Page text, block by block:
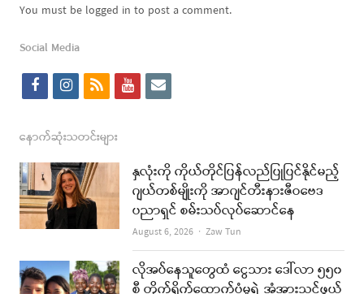
You must be logged in to post a comment.
Social Media
f
c
e
b
o
k
i
s
t
a
g
a
r
s
y
t
u
b
e
e
i
l
နောက်ဆုံးသတင်းများ
နှလုံးကို ကိုယ်တိုင်ပြန်လည်ပြုပြင်နိုင်မည့်
ဂျယ်တစ်မျိုးကို အာဂျင်တီးနားဇီဝဗေဒ
ပညာရှင် စမ်းသပ်လုပ်ဆောင်နေ
August 6, 2026 Author
Zaw Tun
လိုအပ်နေသူတွေထံ ငွေသား ဒေါ်လာ ၅၅၀
စီ တိုက်ရိုက်ထောက်ပံ့မှုရဲ့ အံ့အားသင့်ဖွယ်